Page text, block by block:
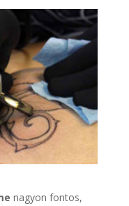
nagyon fontos,